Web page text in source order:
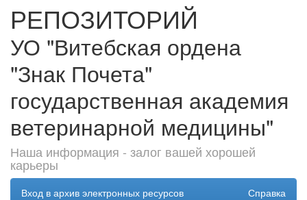
РЕПОЗИТОРИЙ
УО "Витебская ордена
"Знак Почета"
государственная академия
ветеринарной медицины"
Наша информация - залог вашей хорошей
карьеры
Вход в архив электронных ресурсов Справка